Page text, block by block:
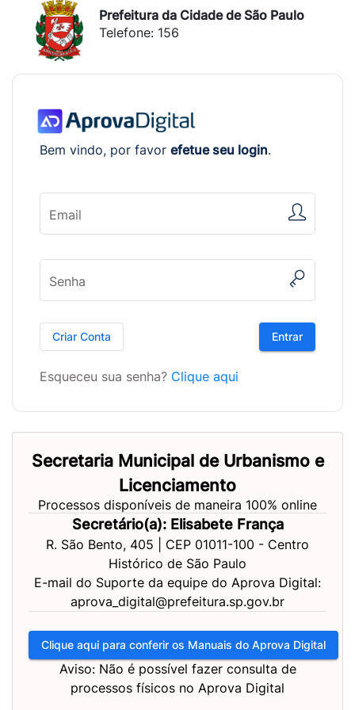
Prefeitura da Cidade de São Paulo
Telefone: 156
Bem vindo, por favor efetue seu login.
Email
Senha
Criar Conta Entrar
Esqueceu sua senha? Clique aqui
Secretaria Municipal de Urbanismo e
Licenciamento
Processos disponíveis de maneira 100% online
Secretário(a): Elisabete França
R. São Bento, 405 | CEP 01011-100 - Centro
Histórico de São Paulo
E-mail do Suporte da equipe do Aprova Digital:
aprova_digital@prefeitura.sp.gov.br
Clique aqui para conferir os Manuais do Aprova Digital
Aviso: Não é possível fazer consulta de
processos físicos no Aprova Digital